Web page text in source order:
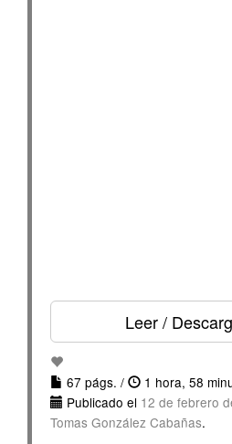
Leer /
67 págs. / 1 hora, 58
Publicado el 12 de febrero
Tomas González Cabañas.